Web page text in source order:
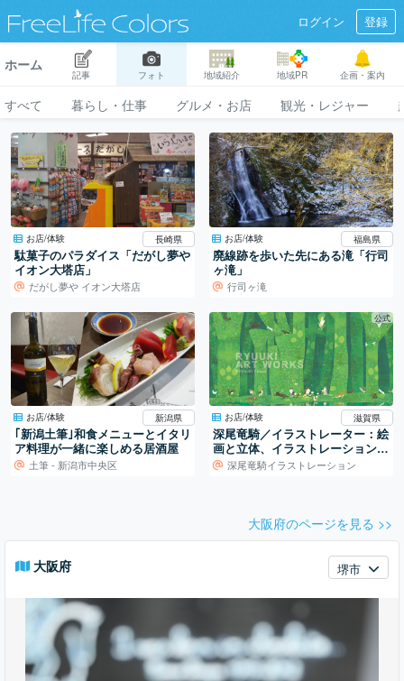
ログイン 登録
ホーム
記事 フォト 地域紹介 地域PR 企画・案内
すべて 暮らし・仕事 グルメ・お店 観光・レジャー
お店/体験 長崎県
駄菓子のパラダイス「だがし夢や
イオン大塔店」
だがし夢や イオン大塔店
お店/体験 福島県
廃線跡を歩いた先にある滝「行司
ヶ滝」
行司ヶ滝
お店/体験 新潟県
｢新潟土筆｣和食メニューとイタリ
ア料理が一緒に楽しめる居酒屋
土筆 - 新潟市中央区
公式
お店/体験 滋賀県
深尾竜騎／イラストレーター：絵
画と立体、イラストレーションの
世界深尾竜騎イラストレーション
大阪府のページを見る >>
大阪府 堺市